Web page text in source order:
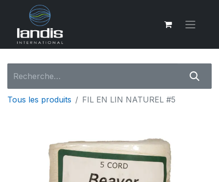
Tous les produits FIL EN LIN NATUREL #5